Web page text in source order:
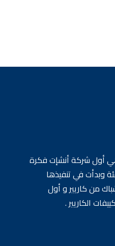
أول شركة أنشإت فكرة
وبدأت في تنفيذها
من كاريير و أول
الكاريير .